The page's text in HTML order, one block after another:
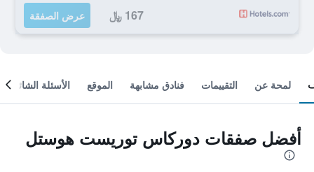
167 ﷼ عرض الصفقة
لمحة عن التقييمات فنادق مشابهة الموقع الأسئلة الشائعة
أفضل صفقات دوركاس توريست هوستل